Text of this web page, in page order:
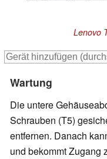
Lenovo
Wartung
Die untere
Schrauben (T5)
entfernen. Danach
und bekommt Zugang